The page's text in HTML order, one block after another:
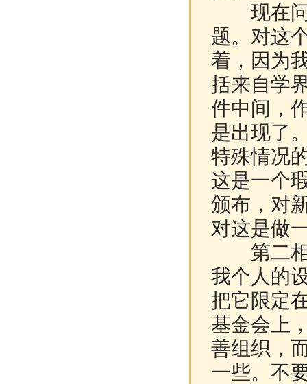
现在问
题。对这
着，因为
括来自学
件中间，
是出现了
特殊情况
这是一个
颁布，对
对这是做
第二相
我个人的
把它限定
基金会上
善组织，
一些。不